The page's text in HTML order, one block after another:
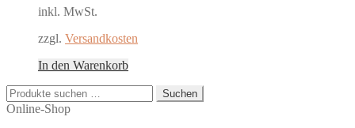
inkl. MwSt.
zzgl. Versandkosten
In den Warenkorb
Suchen
nach:
Suchen
Online-Shop